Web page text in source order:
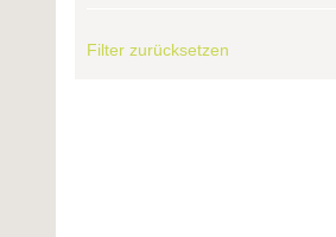
Filter zurücksetzen